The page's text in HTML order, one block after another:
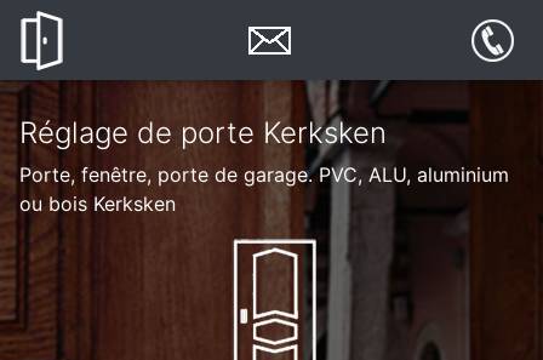
Réglage de porte Kerksken
Porte, fenêtre, porte de garage. PVC, ALU, aluminium
ou bois Kerksken